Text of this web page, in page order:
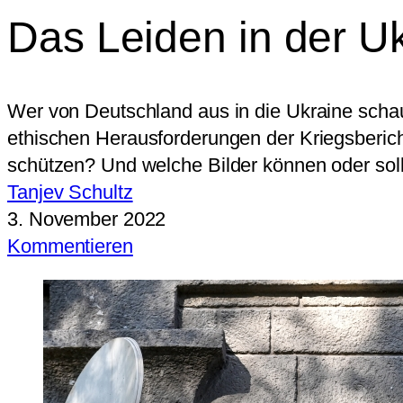
Das Leiden in der
Wer von Deutschland aus in die Ukraine
ethischen Herausforderungen der
schützen? Und welche Bilder können oder
Tanjev Schultz
3. November 2022
Kommentieren